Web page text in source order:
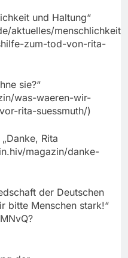
und Haltung“
aktuelles/menschlichkeit-
zum-tod-von-rita-
sie?“
was-waeren-wir-
rita-suessmuth/)
Rita
magazin/danke-
der Deutschen
bitte Menschen stark!“